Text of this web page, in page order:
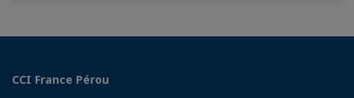
CCI France Pérou